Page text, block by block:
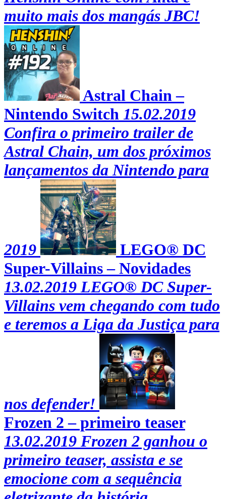
muito mais dos mangás JBC!
Astral Chain –
Nintendo Switch 15.02.2019
Confira o primeiro trailer de
Astral Chain, um dos próximos
lançamentos da Nintendo para
2019
LEGO® DC
Super-Villains – Novidades
13.02.2019 LEGO® DC Super-
Villains vem chegando com tudo
e teremos a Liga da Justiça para
nos defender!
Frozen 2 – primeiro teaser
13.02.2019 Frozen 2 ganhou o
primeiro teaser, assista e se
emocione com a sequência